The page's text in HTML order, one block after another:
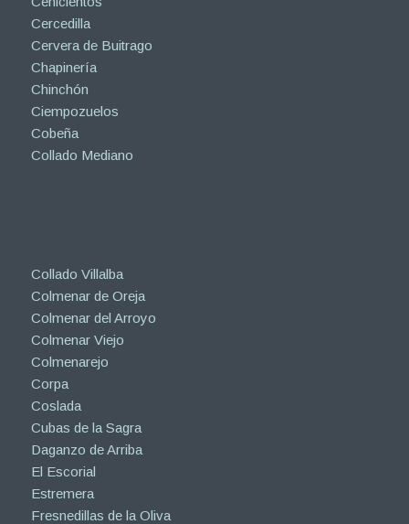
Cercedilla
Cervera de Buitrago
Chapinería
Chinchón
Ciempozuelos
Cobeña
Collado Mediano
Collado Villalba
Colmenar de Oreja
Colmenar del Arroyo
Colmenar Viejo
Colmenarejo
Corpa
Coslada
Cubas de la Sagra
Daganzo de Arriba
El Escorial
Estremera
Fresnedillas de la Oliva